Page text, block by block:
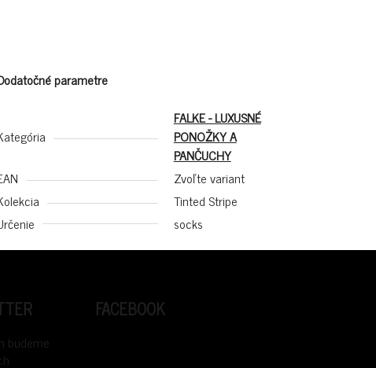
parametre
FALKE - LUXUSNÉ
PONOŽKY A
PANČUCHY
Zvoľte variant
Tinted Stripe
socks
budeme
FACEBOOK